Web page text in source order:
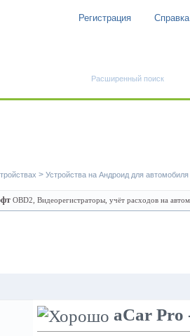
Регистрация Справка
Расширенный поиск
> Устройства на Андроид для автомобиля
OBD2, Видеорегистраторы, учёт расходов на
aCar Pro